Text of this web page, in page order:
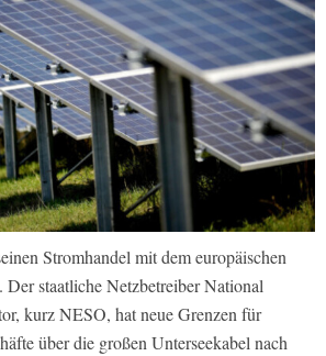
Stromhandel mit dem europäischen
Der staatliche Netzbetreiber National
kurz NESO, hat neue Grenzen für
über die großen Unterseekabel nach